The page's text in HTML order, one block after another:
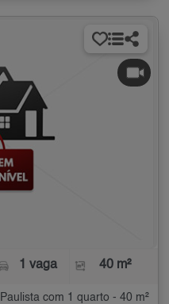
1 vaga 40 m²
com 1 quarto - 40 m²